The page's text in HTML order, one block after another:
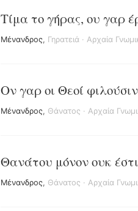
Τίμα το γήρας, ου γαρ
Μένανδρος, Γηρατειά · Αρχαία
Ον γαρ οι Θεοί
Μένανδρος, Θάνατος · Αρχαία
Θανάτου μόνον ουκ
Μένανδρος, Θάνατος · Αρχαία